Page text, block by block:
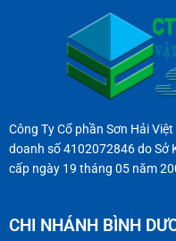
Công Ty Cổ phần Sơn Hải
doanh số 4102072846 do Sở
cấp ngày 19 tháng 05 năm
CHI NHÁNH BÌNH